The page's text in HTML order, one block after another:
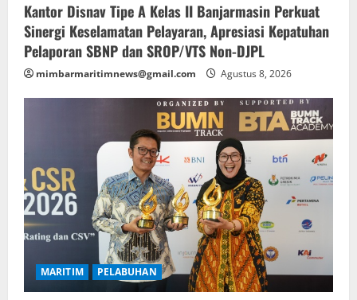
Kantor Disnav Tipe A Kelas II Banjarmasin Perkuat
Sinergi Keselamatan Pelayaran, Apresiasi Kepatuhan
Pelaporan SBNP dan SROP/VTS Non-DJPL
mimbarmaritimnews@gmail.com Agustus 8, 2026
MARITIM PELABUHAN